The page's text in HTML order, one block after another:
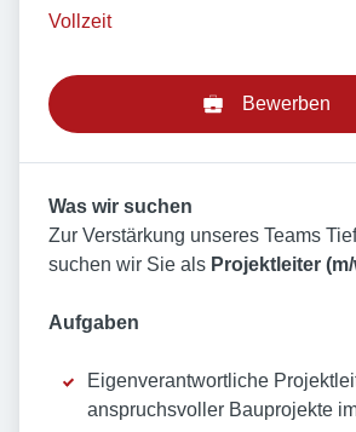
Vollzeit
Bewerben
Was wir suchen
Zur Verstärkung unseres Teams
suchen wir Sie als Projekt leiter
Aufgaben
Eigenverantwortliche
anspruchsvoller Bauprojekte